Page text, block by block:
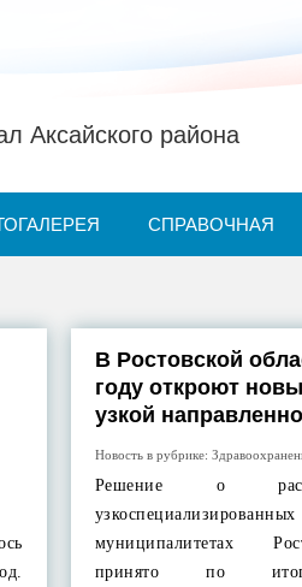
Аксайского района
СПРАВОЧНАЯ
В Ростовской
году откроют
узкой
Новость в рубрике:
Решение о
муниципалитетах
принято по